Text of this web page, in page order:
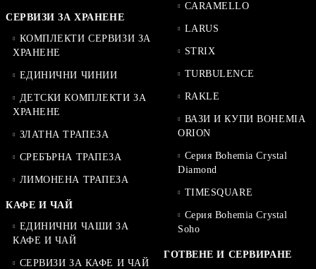
СЕРВИЗИ ЗА ХРАНЕНЕ
КОМПЛЕКТИ СЕРВИЗИ ЗА
ХРАНЕНЕ
ЕДИНИЧНИ ЧИНИИ
ДЕТСКИ КОМПЛЕКТИ ЗА
ХРАНЕНЕ
ЗЛАТНА ТРАПЕЗА
СРЕБЪРНА ТРАПЕЗА
ЛИМОНЕНА ТРАПЕЗА
КАФЕ И ЧАЙ
ЕДИНИЧНИ ЧАШИ ЗА
КАФЕ И ЧАЙ
СЕРВИЗИ ЗА КАФЕ И ЧАЙ
CARAMELLO
LARUS
STRIX
TURBULENCE
RAKLE
ВАЗИ И КУПИ BOHEMIA
ORION
Серия Bohemia Crystal
Diamond
TIMESQUARE
Серия Bohemia Crystal
Soho
ГОТВЕНЕ И СЕРВИРАНЕ